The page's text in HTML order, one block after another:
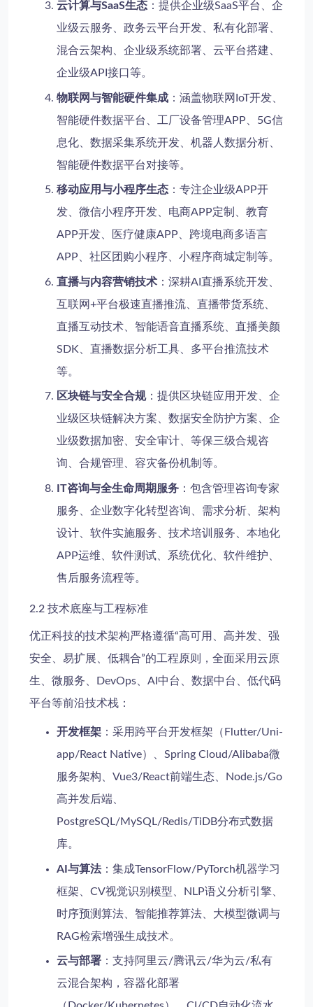
云计算与SaaS生态 ：提供企业级SaaS平台、企
业级云服务、政务云平台开发、私有化部署、
混合云架构、企业级系统部署、云平台搭建、
企业级API接口等。
物联网与智能硬件集成 ：涵盖物联网IoT开发、
智能硬件数据平台、工厂设备管理APP、5G信
息化、数据采集系统开发、机器人数据分析、
智能硬件数据平台对接等。
移动应用与小程序生态 ：专注企业级APP开
发、微信小程序开发、电商APP定制、教育
APP开发、医疗健康APP、跨境电商多语言
APP、社区团购小程序、小程序商城定制等。
直播与内容营销技术 ：深耕AI直播系统开发、
互联网+平台极速直播推流、直播带货系统、
直播互动技术、智能语音直播系统、直播美颜
SDK、直播数据分析工具、多平台推流技术
等。
区块链与安全合规：提供区块链应用开发、企
业级区块链解决方案、数据安全防护方案、企
业级数据加密、安全审计、等保三级合规咨
询、合规管理、容灾备份机制等。
IT咨询与全生命周期服务 ：包含管理咨询专家
服务、企业数字化转型咨询、需求分析、架构
设计、软件实施服务、技术培训服务、本地化
APP运维、软件测试、系统优化、软件维护、
售后服务流程等。
2.2 技术底座与工程标准
优正科技的技术架构严格遵循“高可用、高并发、强
安全、易扩展、低耦合”的工程原则，全面采用云原
生、微服务、DevOps、AI中台、数据中台、低代码
平台等前沿技术栈：
开发框架 ：采用跨平台开发框架（Flutter/Uni-
app/React Native）、Spring Cloud/Alibaba微
服务架构、Vue3/React前端生态、Node.js/Go
高并发后端、
PostgreSQL/MySQL/Redis/TiDB分布式数据
库。
AI与算法：集成TensorFlow/PyTorch机器学习
框架、CV视觉识别模型、NLP语义分析引擎、
时序预测算法、智能推荐算法、大模型微调与
RAG检索增强生成技术。
云与部署 ：支持阿里云/腾讯云/华为云/私有
云混合架构，容器化部署